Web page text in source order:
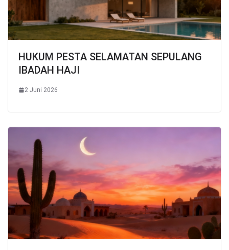
HUKUM PESTA SELAMATAN SEPULANG
IBADAH HAJI
2 Juni 2026